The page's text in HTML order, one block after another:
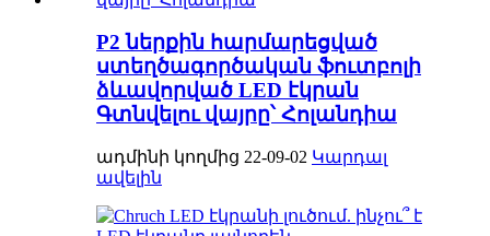
P2 ներքին հարմարեցված
ստեղծագործական ֆուտբոլի
ձևավորված LED էկրան
Գտնվելու վայրը՝ Հոլանդիա
ադմինի կողմից 22-09-02 Կարդալ
ավելին